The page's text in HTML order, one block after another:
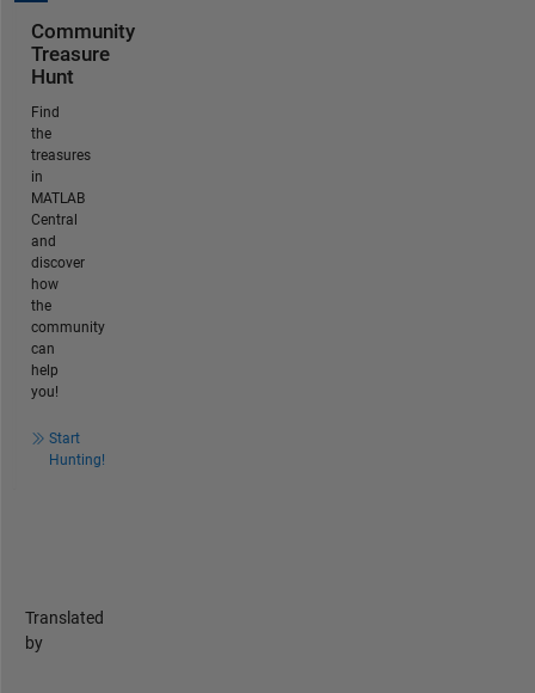
Community
Treasure
Hunt
Find
the
treasures
in
MATLAB
Central
and
discover
how
the
community
can
help
you!
Start
Hunting!
Translated
by